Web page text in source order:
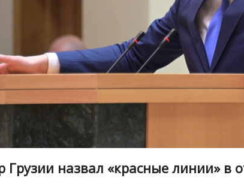
Грузии назвал «красные линии» в